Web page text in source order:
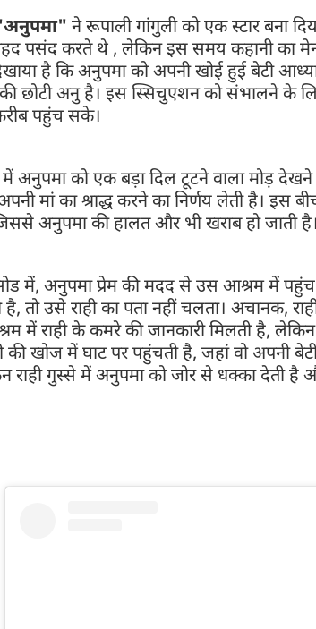
ने रूपाली गांगुली को एक स्टार बना
पसंद करते थे , लेकिन इस समय कहानी का
है कि अनुपमा को अपनी खोई हुई बेटी
छोटी अनु है। इस स्सिचुएशन को संभालने के
पहुंच सके।
अनुपमा को एक बड़ा दिल टूटने वाला मोड़
मां का श्राद्ध करने का निर्णय लेती है।
अनुपमा की हालत और भी खराब हो जाती है।
में, अनुपमा प्रेम की मदद से उस आश्रम में पहुंच
तो उसे राही का पता नहीं चलता। अचानक,
में राही के कमरे की जानकारी मिलती है,
की खोज में घाट पर पहुंचती है, जहां वो अपनी
राही गुस्से में अनुपमा को जोर से धक्का देती है